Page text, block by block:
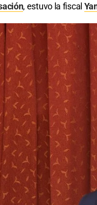
, estuvo la fiscal